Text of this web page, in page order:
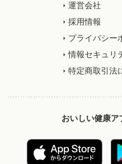
運営会社
採用情報
プライバシー
情報セキュリ
特定商取引法
おいしい健康ア